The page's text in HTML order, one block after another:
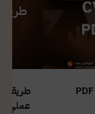
كيفية عمل CV على الموبايل PDF
طريقة
عملي